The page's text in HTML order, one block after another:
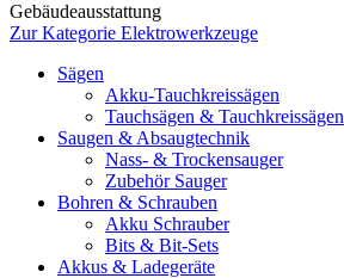
Gebäudeausstattung
Zur Kategorie Elektrowerkzeuge
Sägen
Akku-Tauchkreissägen
Tauchsägen & Tauchkreissägen
Saugen & Absaugtechnik
Nass- & Trockensauger
Zubehör Sauger
Bohren & Schrauben
Akku Schrauber
Bits & Bit-Sets
Akkus & Ladegeräte